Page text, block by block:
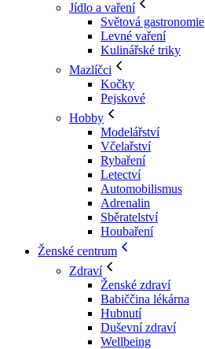
Jídlo a vaření
Světová gastronomie
Levné vaření
Kulinářské triky
Mazlíčci
Kočky
Pejskové
Hobby
Modelářství
Včelařství
Rybaření
Letectví
Automobilismus
Adrenalin
Sběratelství
Houbaření
Ženské centrum
Zdraví
Ženské zdraví
Babiččina lékárna
Hubnutí
Duševní zdraví
Wellbeing